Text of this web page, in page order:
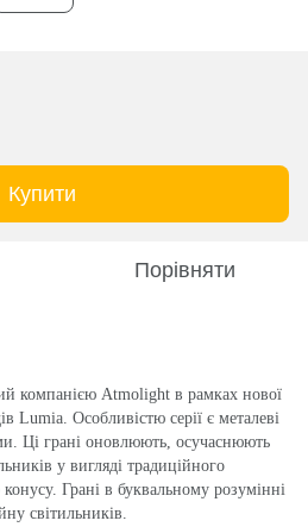
Купити
Порівняти
компанією Atmolight в рамках нової
Lumia. Особливістю серії є металеві
Ці грані оновлюють, осучаснюють
у вигляді традиційного
Грані в буквальному розумінні
світильників.